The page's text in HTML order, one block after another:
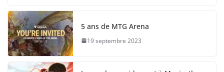
5 ans de MTG Arena
19 septembre 2023